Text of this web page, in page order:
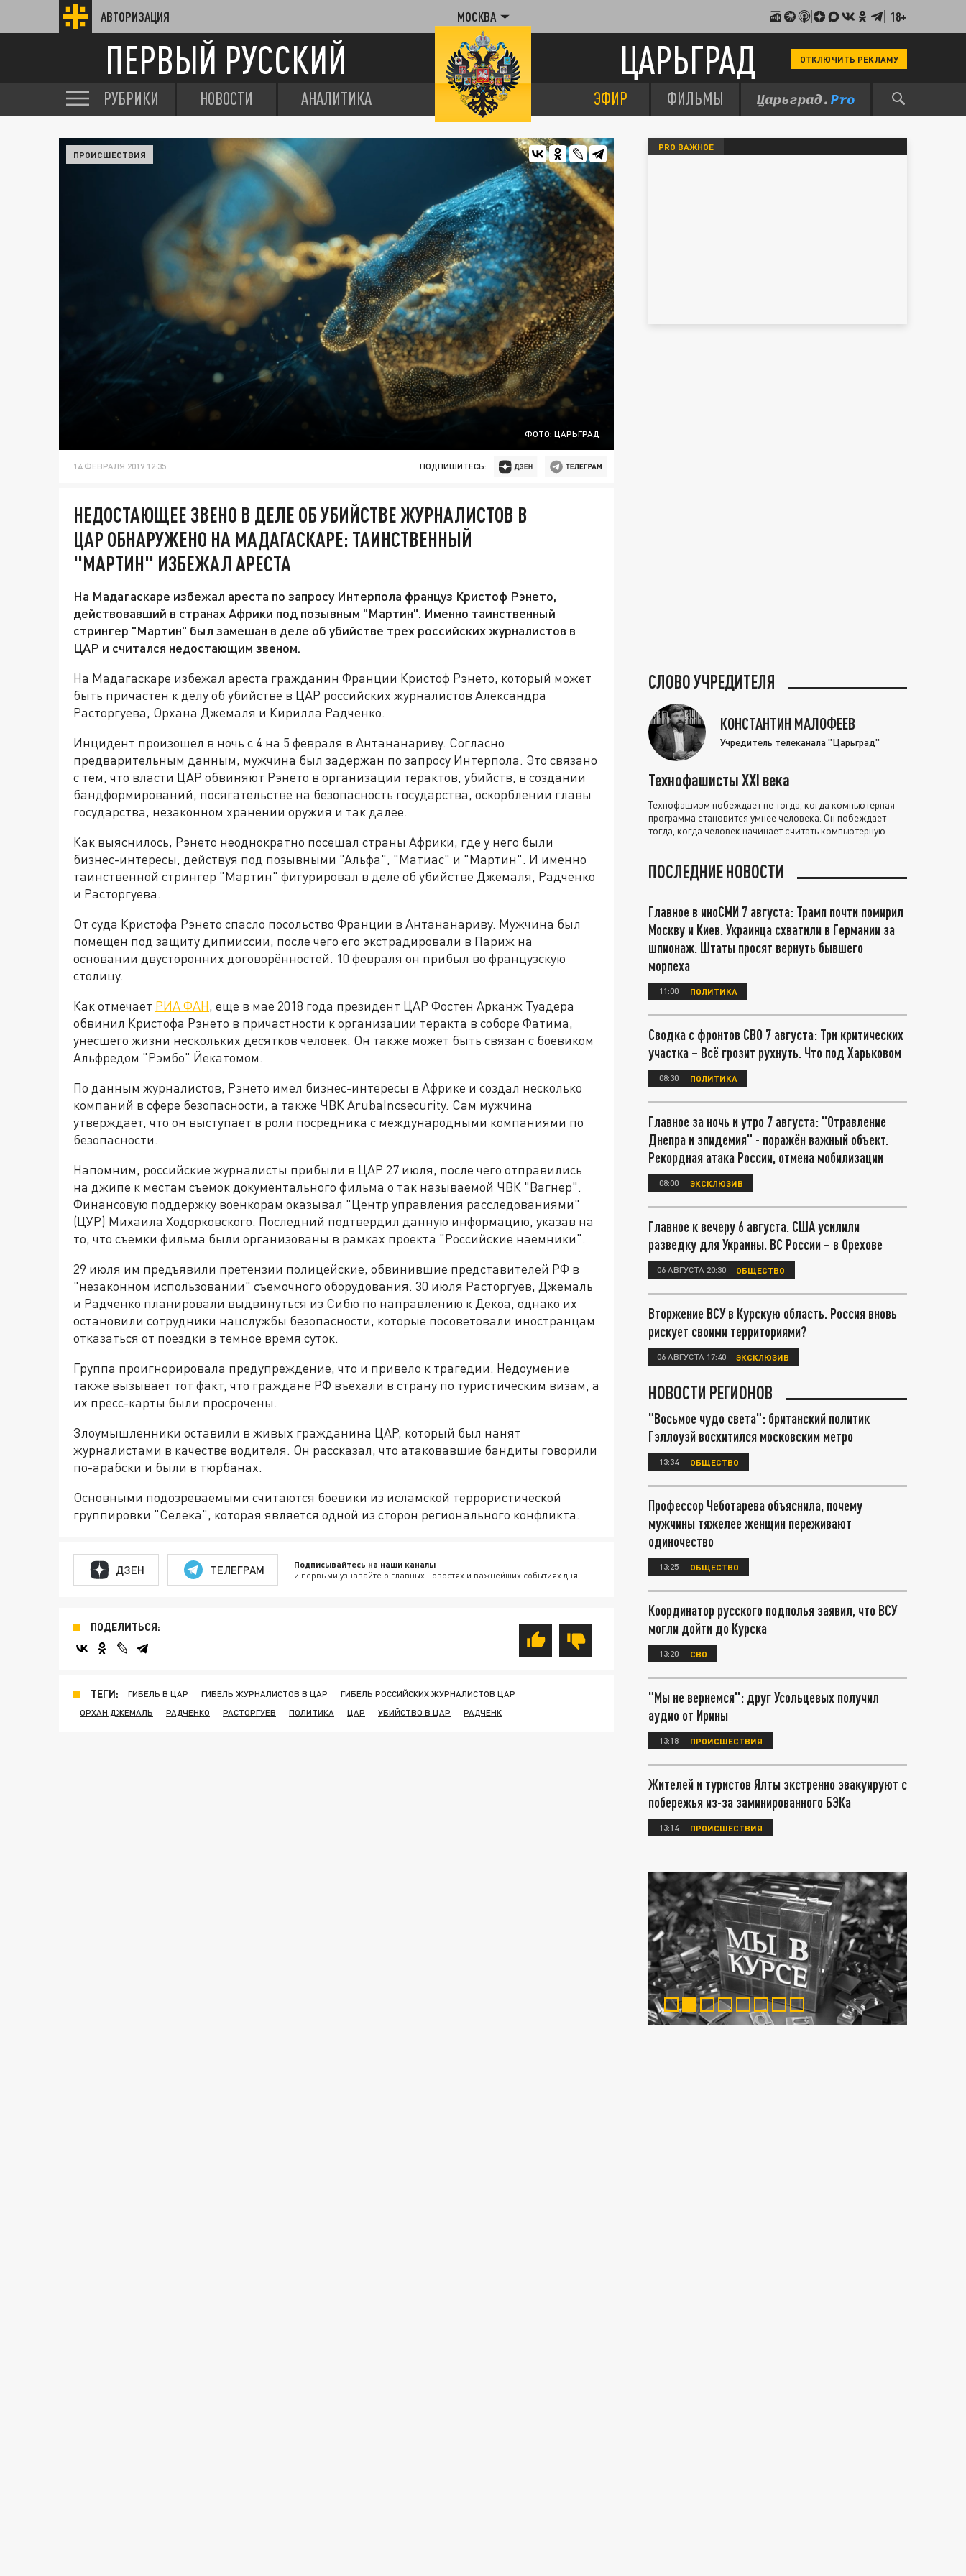
АВТОРИЗАЦИЯ МОСКВА 18+
ПЕРВЫЙ РУССКИЙ ЦАРЬГРАД ОТКЛЮЧИТЬ РЕКЛАМУ
РУБРИКИ НОВОСТИ АНАЛИТИКА ЭФИР ФИЛЬМЫ
ФОТО: ЦАРЬГРАД
ПРОИСШЕСТВИЯ
14 ФЕВРАЛЯ 2019 12:35 ПОДПИШИТЕСЬ:
НЕДОСТАЮЩЕЕ ЗВЕНО В ДЕЛЕ ОБ УБИЙСТВЕ ЖУРНАЛИСТОВ В
ЦАР ОБНАРУЖЕНО НА МАДАГАСКАРЕ: ТАИНСТВЕННЫЙ
"МАРТИН" ИЗБЕЖАЛ АРЕСТА
На Мадагаскаре избежал ареста по запросу Интерпола француз Кристоф Рэнето,
действовавший в странах Африки под позывным "Мартин". Именно таинственный
стрингер "Мартин" был замешан в деле об убийстве трех российских журналистов в
ЦАР и считался недостающим звеном.
На Мадагаскаре избежал ареста гражданин Франции Кристоф Рэнето, который может
быть причастен к делу об убийстве в ЦАР российских журналистов Александра
Расторгуева, Орхана Джемаля и Кирилла Радченко.
Инцидент произошел в ночь с 4 на 5 февраля в Антананариву. Согласно
предварительным данным, мужчина был задержан по запросу Интерпола. Это связано
с тем, что власти ЦАР обвиняют Рэнето в организации терактов, убийств, в создании
бандформирований, посягательстве на безопасность государства, оскорблении главы
государства, незаконном хранении оружия и так далее.
Как выяснилось, Рэнето неоднократно посещал страны Африки, где у него были
бизнес-интересы, действуя под позывными "Альфа", "Матиас" и "Мартин". И именно
таинственной стрингер "Мартин" фигурировал в деле об убийстве Джемаля, Радченко
и Расторгуева.
От суда Кристофа Рэнето спасло посольство Франции в Антананариву. Мужчина был
помещен под защиту дипмиссии, после чего его экстрадировали в Париж на
основании двусторонних договорённостей. 10 февраля он прибыл во французскую
столицу.
Как отмечает РИА ФАН, еще в мае 2018 года президент ЦАР Фостен Арканж Туадера
обвинил Кристофа Рэнето в причастности к организации теракта в соборе Фатима,
унесшего жизни нескольких десятков человек. Он также может быть связан с боевиком
Альфредом "Рэмбо" Йекатомом.
По данным журналистов, Рэнето имел бизнес-интересы в Африке и создал несколько
компаний в сфере безопасности, а также ЧВК ArubaIncsecurity. Сам мужчина
утверждает, что он выступает в роли посредника с международными компаниями по
безопасности.
Напомним, российские журналисты прибыли в ЦАР 27 июля, после чего отправились
на джипе к местам съемок документального фильма о так называемой ЧВК "Вагнер".
Финансовую поддержку военкорам оказывал "Центр управления расследованиями"
(ЦУР) Михаила Ходорковского. Последний подтвердил данную информацию, указав на
то, что съемки фильма были организованы в рамках проекта "Российские наемники".
29 июля им предъявили претензии полицейские, обвинившие представителей РФ в
"незаконном использовании" съемочного оборудования. 30 июля Расторгуев, Джемаль
и Радченко планировали выдвинуться из Сибю по направлению к Декоа, однако их
остановили сотрудники нацслужбы безопасности, которые посоветовали иностранцам
отказаться от поездки в темное время суток.
Группа проигнорировала предупреждение, что и привело к трагедии. Недоумение
также вызывает тот факт, что граждане РФ въехали в страну по туристическим визам, а
их пресс-карты были просрочены.
Злоумышленники оставили в живых гражданина ЦАР, который был нанят
журналистами в качестве водителя. Он рассказал, что атаковавшие бандиты говорили
по-арабски и были в тюрбанах.
Основными подозреваемыми считаются боевики из исламской террористической
группировки "Селека", которая является одной из сторон регионального конфликта.
ДЗЕН ТЕЛЕГРАМ Подписывайтесь на наши каналы
и первыми узнавайте о главных новостях и важнейших событиях дня.
ПОДЕЛИТЬСЯ:
ТЕГИ: ГИБЕЛЬ В ЦАР ГИБЕЛЬ ЖУРНАЛИСТОВ В ЦАР
ГИБЕЛЬ РОССИЙСКИХ ЖУРНАЛИСТОВ ЦАР
ОРХАН ДЖЕМАЛЬ
РАДЧЕНКО РАСТОРГУЕВ ПОЛИТИКА ЦАР УБИЙСТВО В ЦАР РАДЧЕНК
PRO ВАЖНОЕ
СЛОВО УЧРЕДИТЕЛЯ
КОНСТАНТИН МАЛОФЕЕВ
Учредитель телеканала "Царьград"
Технофашисты XXI века
Технофашизм побеждает не тогда, когда компьютерная
программа становится умнее человека. Он побеждает
тогда, когда человек начинает считать компьютерную
ПОСЛЕДНИЕ НОВОСТИ
Главное в иноСМИ 7 августа: Трамп почти помирил
Москву и Киев. Украинца схватили в Германии за
шпионаж. Штаты просят вернуть бывшего
морпеха
11:00 ПОЛИТИКА
Сводка с фронтов СВО 7 августа: Три критических
участка – Всё грозит рухнуть. Что под Харьковом
08:30 ПОЛИТИКА
Главное за ночь и утро 7 августа: "Отравление
Днепра и эпидемия" - поражён важный объект.
Рекордная атака России, отмена мобилизации
08:00 ЭКСКЛЮЗИВ
Главное к вечеру 6 августа. США усилили
разведку для Украины. ВС России – в Орехове
06 АВГУСТА 20:30 ОБЩЕСТВО
Вторжение ВСУ в Курскую область. Россия вновь
рискует своими территориями?
06 АВГУСТА 17:40 ЭКСКЛЮЗИВ
НОВОСТИ РЕГИОНОВ
"Восьмое чудо света": британский политик
Гэллоуэй восхитился московским метро
13:34 ОБЩЕСТВО
Профессор Чеботарева объяснила, почему
мужчины тяжелее женщин переживают
одиночество
13:25 ОБЩЕСТВО
Координатор русского подполья заявил, что ВСУ
могли дойти до Курска
13:20 СВО
"Мы не вернемся": друг Усольцевых получил
аудио от Ирины
13:18 ПРОИСШЕСТВИЯ
Жителей и туристов Ялты экстренно эвакуируют с
побережья из-за заминированного БЭКа
13:14 ПРОИСШЕСТВИЯ